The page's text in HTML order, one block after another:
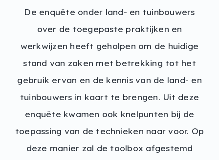
De enquête onder land- en tuinbouwers
over de toegepaste praktijken en
werkwijzen heeft geholpen om de huidige
stand van zaken met betrekking tot het
gebruik ervan en de kennis van de land- en
tuinbouwers in kaart te brengen. Uit deze
enquête kwamen ook knelpunten bij de
toepassing van de technieken naar voor. Op
deze manier zal de toolbox afgestemd